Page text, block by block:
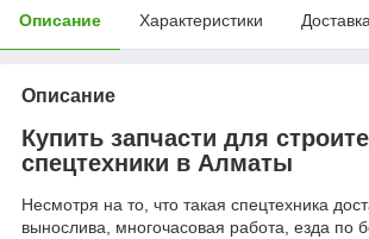
Описание Характеристики Доставка
Описание
Купить запчасти для
спецтехники в Алматы
Несмотря на то, что такая спецтехника
вынослива, многочасовая работа, езда по